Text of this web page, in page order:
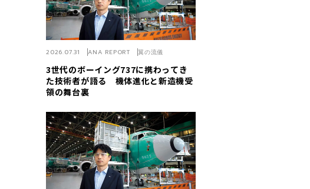
3世代のボーイング737に携わってき
た技術者が語る 機体進化と新造機受
領の舞台裏
2026.07.31 ANA REPORT 翼の流儀